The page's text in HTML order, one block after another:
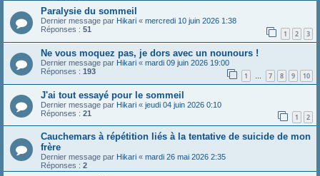
Paralysie du sommeil
Dernier message par Hikari « mercredi 10 juin 2026 1:38
Réponses : 51 1 2 3
Ne vous moquez pas, je dors avec un nounours !
Dernier message par Hikari « mardi 09 juin 2026 19:00
Réponses : 193 1 … 7 8 9 10
J'ai tout essayé pour le sommeil
Dernier message par Hikari « jeudi 04 juin 2026 0:10
Réponses : 21 1 2
Cauchemars à répétition liés à la tentative de suicide de mon
frère
Dernier message par Hikari « mardi 26 mai 2026 2:35
Réponses : 2